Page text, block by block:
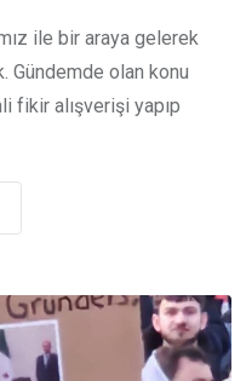
ile bir araya gelerek
Gündemde olan konu
fikir alışverişi yapıp